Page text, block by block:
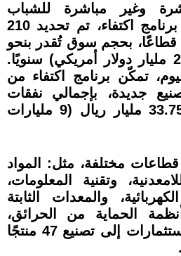
وغير مباشرة للشباب
السعودي. ومن خلال برنامج اكتفاء، تم تحديد 210
فرص للتوطين في 12 قطاعًا، بحجم سوق تُقدر بنحو
105 مليارات ريال (28 مليار دولار أمريكي) سنويًا.
تمكّن برنامج اكتفاء من
تصنيع جديدة، بإجمالي نفقات
رأسمالية تزيد على 33.75 مليار ريال (9 مليارات
مختلفة، مثل: المواد
وتقنية المعلومات،
والمعدات الثابتة
الحماية من الحرائق،
وغيرها. وأدت هذه الاستثمارات إلى تصنيع 47 منتجًا